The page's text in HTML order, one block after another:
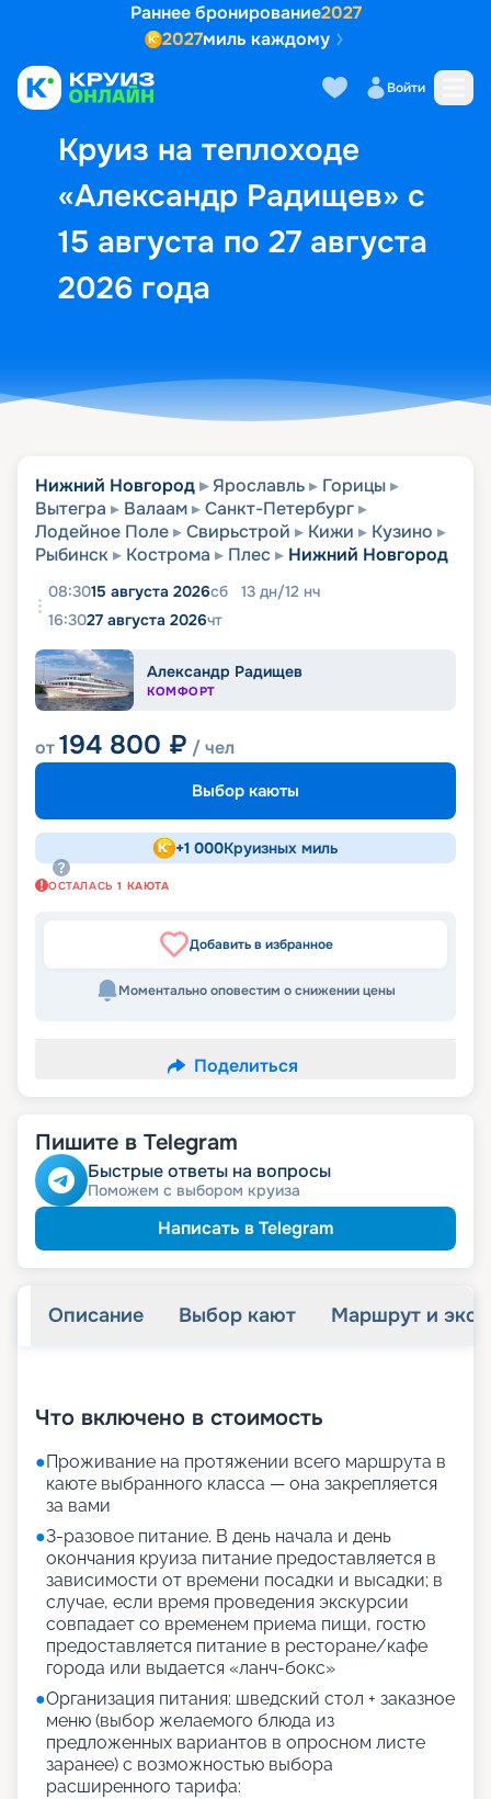
Раннее бронирование2027
2027миль каждому
Войти
Круиз на теплоходе
«Александр Радищев» с
15 августа по 27 августа
2026 года
Выбор кают Маршрут и
Нижний Новгород Ярославль
Горицы
Вытегра
Валаам
Санкт-Петербург
Лодейное Поле
Свирьстрой Кижи
Кузино
Рыбинск
Кострома Плес Нижний Новгород
08:3015 августа 2026сб 13 дн/12 нч
16:3027 августа 2026чт
Александр Радищев
КОМФОРТ
от194 800 ₽ / чел
Выбор каюты
+1 000Круизных миль
ОСТАЛАСЬ 1 КАЮТА
Добавить в избранное
Моментально оповестим о снижении цены
Поделиться
Пишите в Telegram
Быстрые ответы на вопросы
Поможем с выбором круиза
Написать в Telegram
Описание Выбор кают Маршрут и
Что включено в стоимость
●Проживание на протяжении всего маршрута в
каюте выбранного класса — она закрепляется
за вами
●3-разовое питание. В день начала и день
окончания круиза питание предоставляется в
зависимости от времени посадки и высадки; в
случае, если время проведения экскурсии
совпадает со временем приема пищи, гостю
предоставляется питание в ресторане/кафе
города или выдается «ланч-бокс»
●Организация питания: шведский стол + заказное
меню (выбор желаемого блюда из
предложенных вариантов в опросном листе
заранее) с возможностью выбора
расширенного тарифа: